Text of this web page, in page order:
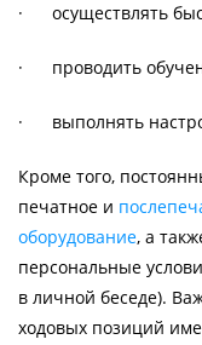
· осуществлять
· проводить
· выполнять
Кроме того,
печатное и
оборудование, а
персональные
в личной беседе).
ходовых позиций